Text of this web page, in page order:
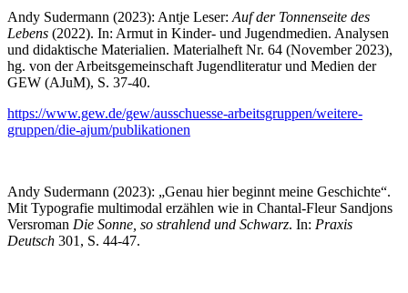
Andy Sudermann (2023): Antje Leser: Auf der Tonnenseite des
Lebens (2022). In: Armut in Kinder- und Jugendmedien. Analysen
und didaktische Materialien. Materialheft Nr. 64 (November 2023),
hg. von der Arbeitsgemeinschaft Jugendliteratur und Medien der
GEW (AJuM), S. 37-40.
https://www.gew.de/gew/ausschuesse-arbeitsgruppen/weitere-
gruppen/die-ajum/publikationen
Andy Sudermann (2023): „Genau hier beginnt meine Geschichte“.
Mit Typografie multimodal erzählen wie in Chantal-Fleur Sandjons
Versroman Die Sonne, so strahlend und Schwarz. In: Praxis
Deutsch 301, S. 44-47.